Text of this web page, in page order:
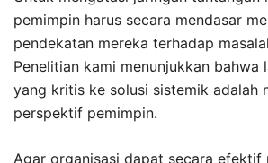
pemimpin harus secara mendasar
pendekatan mereka terhadap
Penelitian kami menunjukkan bahwa
yang kritis ke solusi sistemik adalah
perspektif pemimpin.
Agar organisasi dapat secara efektif